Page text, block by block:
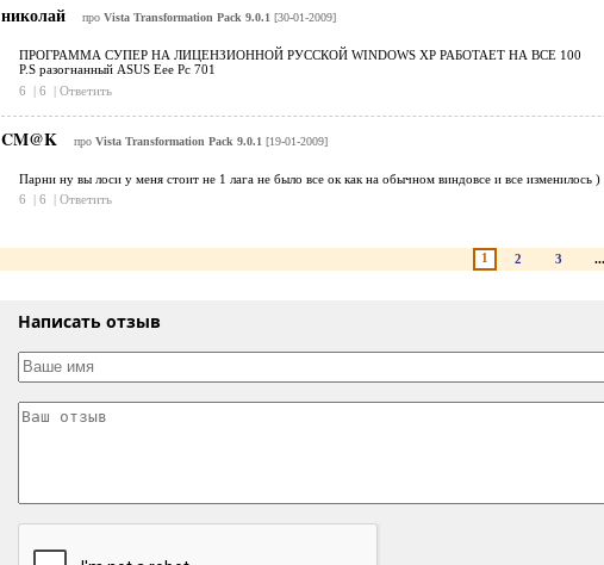
николай про Vista Transformation Pack 9.0.1 [30-01-2009]
ПРОГРАММА СУПЕР НА ЛИЦЕНЗИОННОЙ РУССКОЙ WINDOWS XP РАБОТАЕТ НА ВСЕ 100
P.S разогнанный ASUS Eee Pc 701
6
| 6 | Ответить
CM@K про Vista Transformation Pack 9.0.1 [19-01-2009]
Парни ну вы лоси у меня стоит не 1 лага не было все ок как на обычном виндовсе и все изменилось )
6
| 6 | Ответить
1 2 3 ...
Написать отзыв